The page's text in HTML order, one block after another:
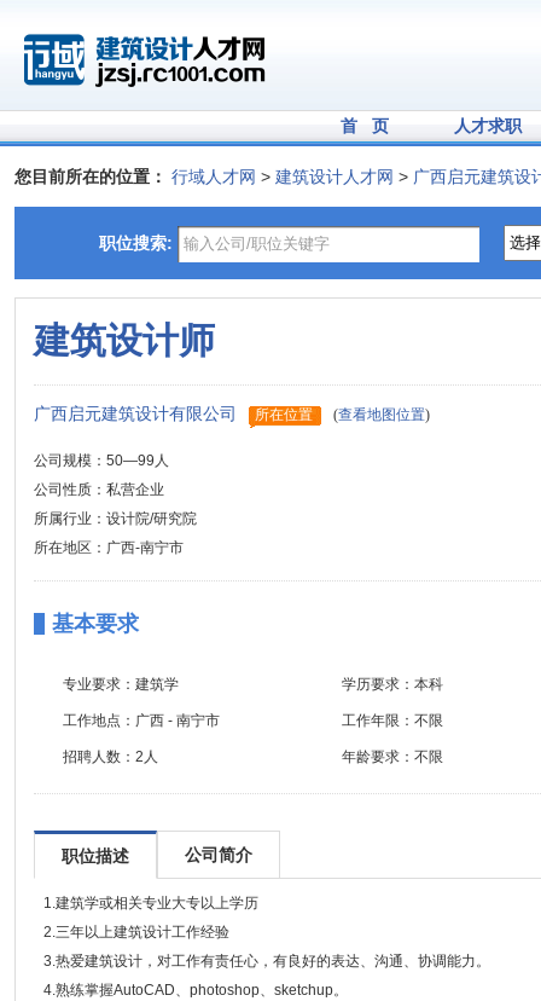
首 页 人才求职
您目前所在的位置： 行域人才网 > 建筑设计人才网 > 广西启元建筑设
职位搜索:
建筑设计师
广西启元建筑设计有限公司 所在位置 (查看地图位置)
公司规模：50—99人
公司性质：私营企业
所属行业：设计院/研究院
所在地区：广西-南宁市
基本要求
专业要求： 建筑学 学历要求： 本科
工作地点： 广西 - 南宁市 工作年限： 不限
招聘人数： 2人 年龄要求： 不限
职位描述 公司简介
1.建筑学或相关专业大专以上学历
2.三年以上建筑设计工作经验
3.热爱建筑设计，对工作有责任心，有良好的表达、沟通、协调能力。
4.熟练掌握AutoCAD、photoshop、sketchup。